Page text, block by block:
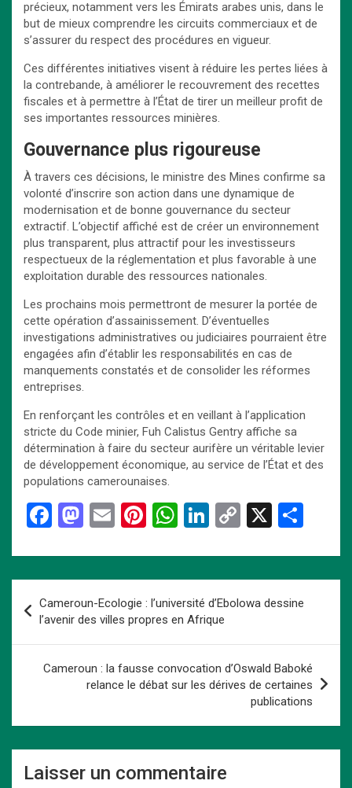
précieux, notamment vers les Émirats arabes unis, dans le
but de mieux comprendre les circuits commerciaux et de
s’assurer du respect des procédures en vigueur.
Ces différentes initiatives visent à réduire les pertes liées à
la contrebande, à améliorer le recouvrement des recettes
fiscales et à permettre à l’État de tirer un meilleur profit de
ses importantes ressources minières.
Gouvernance plus rigoureuse
À travers ces décisions, le ministre des Mines confirme sa
volonté d’inscrire son action dans une dynamique de
modernisation et de bonne gouvernance du secteur
extractif. L’objectif affiché est de créer un environnement
plus transparent, plus attractif pour les investisseurs
respectueux de la réglementation et plus favorable à une
exploitation durable des ressources nationales.
Les prochains mois permettront de mesurer la portée de
cette opération d’assainissement. D’éventuelles
investigations administratives ou judiciaires pourraient être
engagées afin d’établir les responsabilités en cas de
manquements constatés et de consolider les réformes
entreprises.
En renforçant les contrôles et en veillant à l’application
stricte du Code minier, Fuh Calistus Gentry affiche sa
détermination à faire du secteur aurifère un véritable levier
de développement économique, au service de l’État et des
populations camerounaises.
F
ce
o
o
k
M
st
d
o
n
E
ail
Pi
er
es
t
W
at
A
p
p
Li
ke
dI
n
C
py
n
k
X
ta
de
l’article
Cameroun-Ecologie : l’université d’Ebolowa dessine
l’avenir des villes propres en Afrique
Cameroun : la fausse convocation d’Oswald Baboké
relance le débat sur les dérives de certaines
publications
Laisser un commentaire